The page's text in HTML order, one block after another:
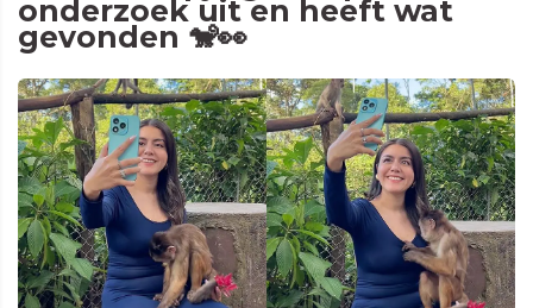
onderzoek uit en heeft wat
gevonden 🐒👀